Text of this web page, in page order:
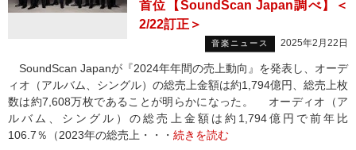
首位【SoundScan Japan調べ】＜
2/22訂正＞
音楽ニュース 2025年2月22日
SoundScan Japanが『2024年年間の売上動向』を発表し、オーデ
ィオ（アルバム、シングル）の総売上金額は約1,794億円、総売上枚
数は約7,608万枚であることが明らかになった。 オーディオ（ア
ルバム、シングル）の総売上金額は約1,794億円で前年比
106.7％（2023年の総売上・・・ 続きを読む